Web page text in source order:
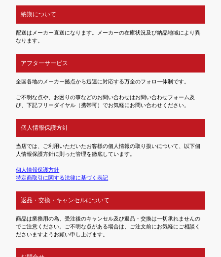
納期について
配送はメーカー直送になります。メーカーの在庫状況及び納品地域により異
なります。
アフターサービス
全国各地のメーカー拠点から迅速に対応する万全のフォロー体制です。
ご不明な点や、お困りの事などのお問い合わせはお問い合わせフォーム及
び、下記フリーダイヤル（携帯可）でお気軽にお問い合わせください。
個人情報保護方針
当店では、ご利用いただいたお客様の個人情報の取り扱いについて、以下個
人情報保護方針に則った管理を徹底しています。
個人情報保護方針
特定商取引に関する法律に基づく表記
返品・交換・キャンセルについて
商品は業務用の為、受注後のキャンセル及び返品・交換は一切承れませんの
でご注意ください。ご不明な点がある場合は、ご注文前にお気軽にご相談く
ださいますようお願い申し上げます。